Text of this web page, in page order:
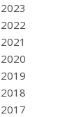
2023
2022
2021
2020
2019
2018
2017